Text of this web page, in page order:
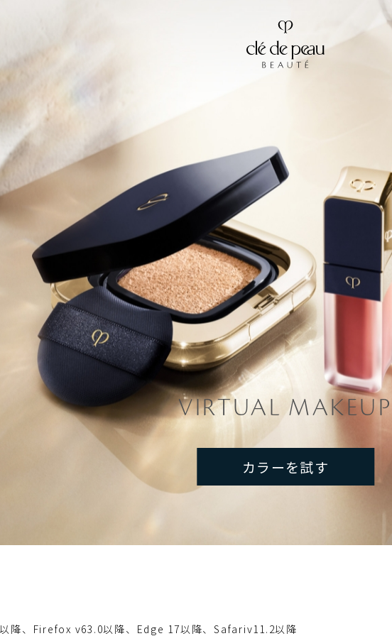
VIRTUAL MAKEUP
カラーを試す
降、Firefox v63.0以降、Edge 17以降、Safariv11.2以降